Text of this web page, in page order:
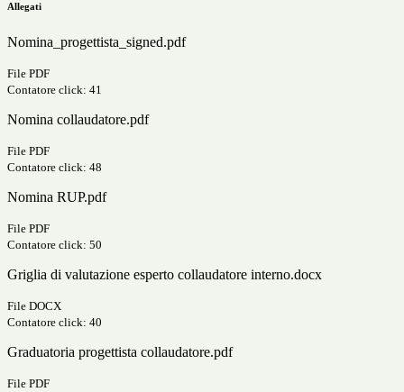
Allegati
Nomina_progettista_signed.pdf
File PDF
Contatore click: 41
Nomina collaudatore.pdf
File PDF
Contatore click: 48
Nomina RUP.pdf
File PDF
Contatore click: 50
Griglia di valutazione esperto collaudatore interno.docx
File DOCX
Contatore click: 40
Graduatoria progettista collaudatore.pdf
File PDF